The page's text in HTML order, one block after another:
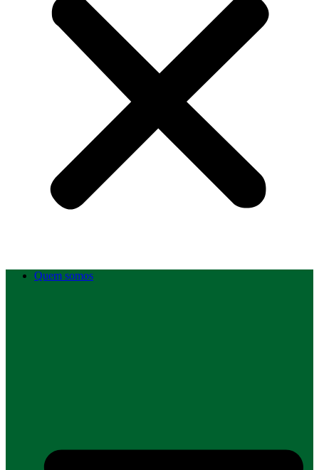
Quem somos